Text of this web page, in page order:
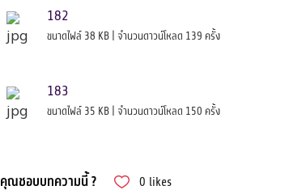
182
ขนาดไฟล์ 38 KB | จำนวนดาวน์โหลด 139 ครั้ง
183
ขนาดไฟล์ 35 KB | จำนวนดาวน์โหลด 150 ครั้ง
คุณชอบบทความนี้ ? 0 likes